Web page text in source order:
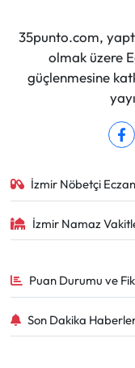
35punto.com,
olmak üzere
güçlenmesine
İzmir Nöbetçi
İzmir Namaz
Puan Durumu ve
Son Dakika